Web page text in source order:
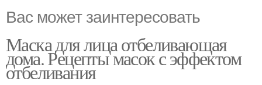
Вас может заинтересовать
Маска для лица отбеливающая
дома. Рецепты масок с эффектом
отбеливания